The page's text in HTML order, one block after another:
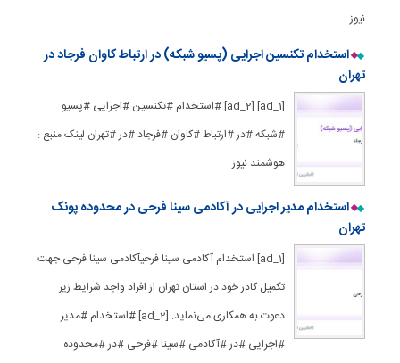
نیوز
استخدام تکنسین اجرایی (پسیو شبکه) در ارتباط کاوان فرجاد در
تهران
[ad_1] [ad_2] #استخدام #تکنسین #اجرایی #پسیو
#شبکه #در #ارتباط #کاوان #فرجاد #در #تهران لینک منبع :
هوشمند نیوز
استخدام مدیر اجرایی در آکادمی سینا فرحی در محدوده پونک
تهران
[ad_1] استخدام آکادمی سینا فرحیآکادمی سینا فرحی جهت
تکمیل کادر خود در استان تهران از افراد واجد شرایط زیر
دعوت به همکاری می‌نماید. [ad_2] #استخدام #مدیر
#اجرایی #در #آکادمی #سینا #فرحی #در #محدوده